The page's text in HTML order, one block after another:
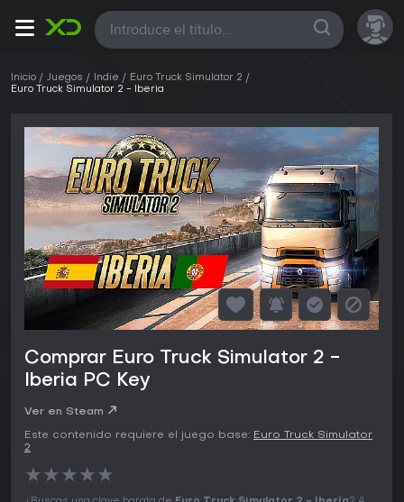
Todas
Inicio Juegos Indie
Euro Truck Simulator 2
Euro Truck Simulator 2 - Iberia
Comprar Euro Truck Simulator 2 -
Iberia PC Key
Ver en Steam
Este contenido requiere el juego base: Euro Truck Simulator
2
★★★★★